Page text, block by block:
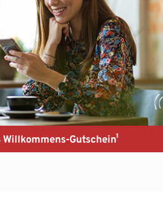
Willkommens-Gutschein¹